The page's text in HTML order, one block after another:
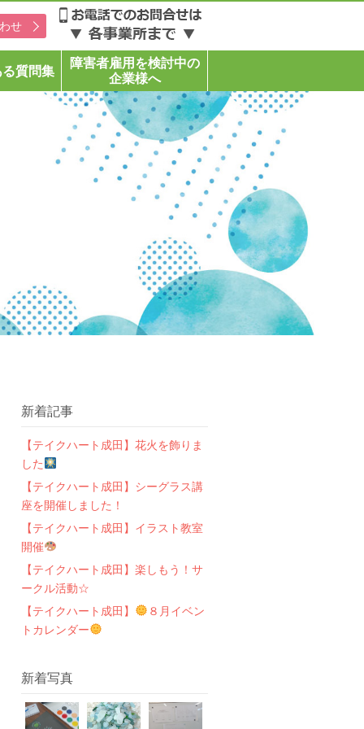
せ
質問集
障害者雇用を検討中の
企業様へ
新着記事
【テイクハート成田】花火を飾りま
した
【テイクハート成田】シーグラス講
座を開催しました！
【テイクハート成田】イラスト教室
開催
【テイクハート成田】楽しもう！サ
ークル活動☆
【テイクハート成田】
８月イベン
トカレンダー
新着写真